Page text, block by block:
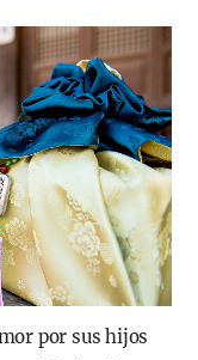
por sus hijos